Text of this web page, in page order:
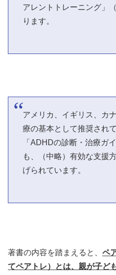
アレントトレーニング」
ります。
アメリカ、イギリス、カ
療の基本として推奨され
「ADHDの診断・治療ガ
も、（中略）有効な支援
げられています。
著書の内容を踏まえると、 ペ
てペアトレ）とは、親が子ど